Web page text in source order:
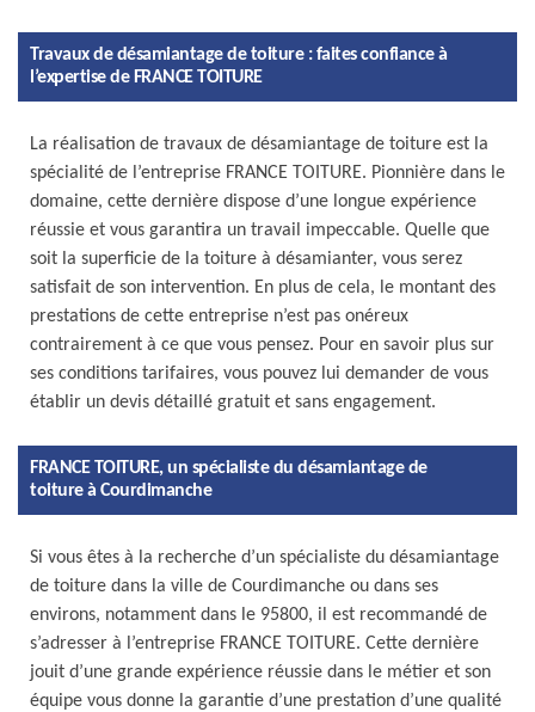
Travaux de désamiantage de toiture : faites confiance à
l’expertise de FRANCE TOITURE
La réalisation de travaux de désamiantage de toiture est la
spécialité de l’entreprise FRANCE TOITURE. Pionnière dans le
domaine, cette dernière dispose d’une longue expérience
réussie et vous garantira un travail impeccable. Quelle que
soit la superficie de la toiture à désamianter, vous serez
satisfait de son intervention. En plus de cela, le montant des
prestations de cette entreprise n’est pas onéreux
contrairement à ce que vous pensez. Pour en savoir plus sur
ses conditions tarifaires, vous pouvez lui demander de vous
établir un devis détaillé gratuit et sans engagement.
FRANCE TOITURE, un spécialiste du désamiantage de
toiture à Courdimanche
Si vous êtes à la recherche d’un spécialiste du désamiantage
de toiture dans la ville de Courdimanche ou dans ses
environs, notamment dans le 95800, il est recommandé de
s’adresser à l’entreprise FRANCE TOITURE. Cette dernière
jouit d’une grande expérience réussie dans le métier et son
équipe vous donne la garantie d’une prestation d’une qualité